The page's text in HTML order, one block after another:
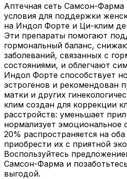
Аптечная сеть Самсон-Фарма
условия для поддержки
на Индол Форте и Ци-клим
Эти препараты помогают
гормональный баланс,
заболеваний, связанных с
состояниями, и облегчают
Индол Форте способствует
эстрогенов и рекомендован
матки и других
клим создан для коррекции
расстройств: уменьшает
нормализует эмоциональное
20% распространяется на
приобрести их с приятной
Воспользуйтесь
Самсон-Фарма и
выгодой.